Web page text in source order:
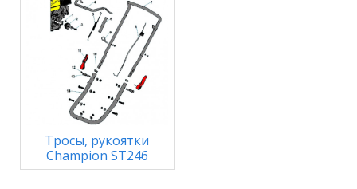
Тросы, рукоятки
Champion ST246